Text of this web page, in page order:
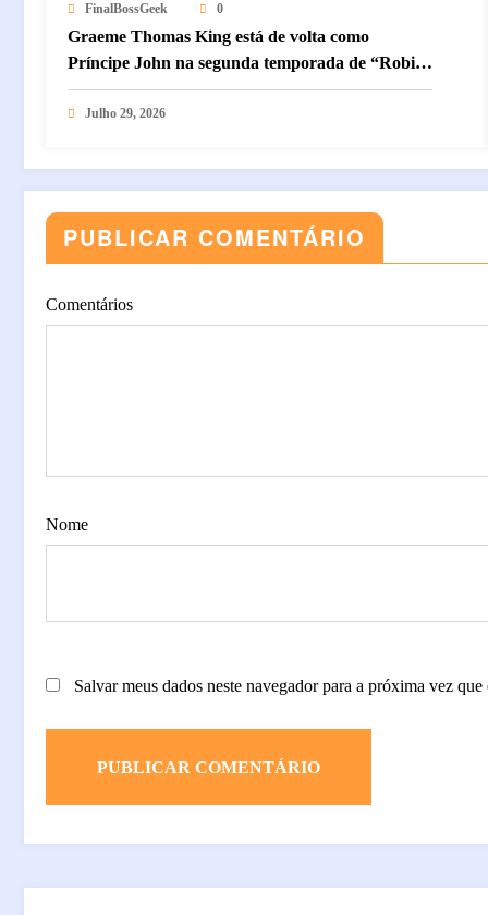
FinalBossGeek 0
Graeme Thomas King está de volta como
Príncipe John na segunda temporada de “Robin
Hood”, série do MGM+
Julho 29, 2026
PUBLICAR COMENTÁRIO
Comentários
Nome
Salvar meus dados neste navegador para a próxima vez que